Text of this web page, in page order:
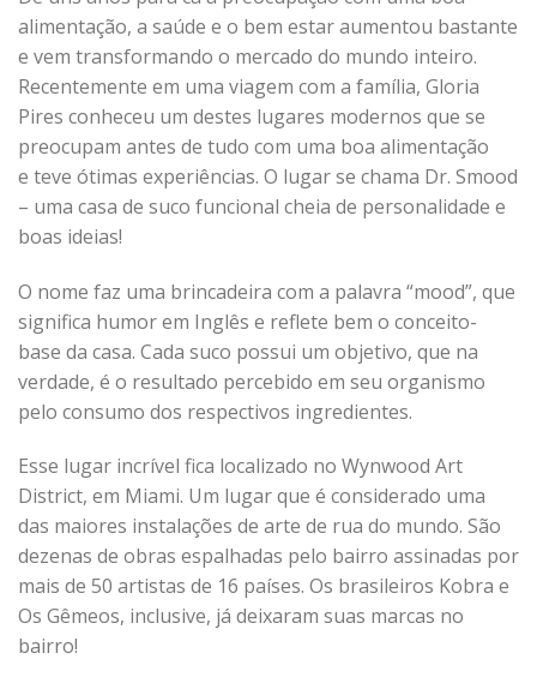
alimentação, a saúde e o bem estar aumentou bastante
e vem transformando o mercado do mundo inteiro.
Recentemente em uma viagem com a família, Gloria
Pires conheceu um destes lugares modernos que se
preocupam antes de tudo com uma boa alimentação
e teve ótimas experiências. O lugar se chama Dr. Smood
– uma casa de suco funcional cheia de personalidade e
boas ideias!
O nome faz uma brincadeira com a palavra “mood”, que
significa humor em Inglês e reflete bem o conceito-
base da casa. Cada suco possui um objetivo, que na
verdade, é o resultado percebido em seu organismo
pelo consumo dos respectivos ingredientes.
Esse lugar incrível fica localizado no Wynwood Art
District, em Miami. Um lugar que é considerado uma
das maiores instalações de arte de rua do mundo. São
dezenas de obras espalhadas pelo bairro assinadas por
mais de 50 artistas de 16 países. Os brasileiros Kobra e
Os Gêmeos, inclusive, já deixaram suas marcas no
bairro!